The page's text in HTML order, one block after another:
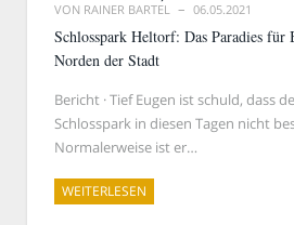
VON RAINER BARTEL 06.05.2021
Schlosspark Heltorf: Das Paradies für
Norden der Stadt
Bericht · Tief Eugen ist schuld, dass
Schlosspark in diesen Tagen nicht
Normalerweise ist er…
WEITERLESEN